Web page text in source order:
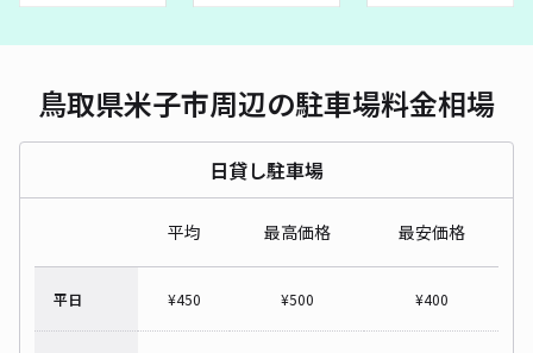
鳥取県米子市周辺の駐車場料金相場
日貸し駐車場
平均 最高価格 最安価格
平日 ¥450 ¥500 ¥400